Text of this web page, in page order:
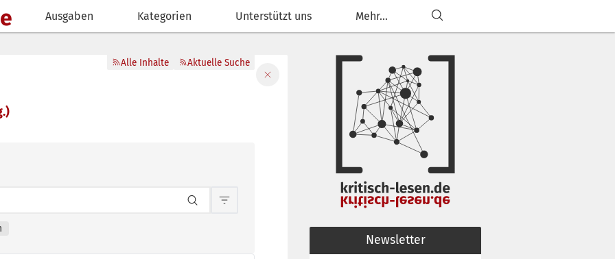
Ausgaben Kategorien Unterstützt uns Mehr...
Alle Inhalte Aktuelle Suche
Inhaltsfilterung anpassen
Filter schließen
Newsletter